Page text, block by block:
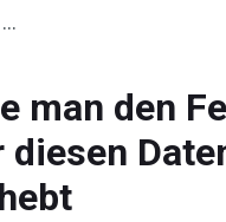
…
man den
diesen